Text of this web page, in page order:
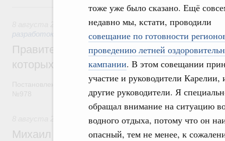
тоже уже было сказано. Ещё
недавно мы, кстати, проводили
совещание по готовности
проведению летней
кампании. В этом совещании
участие и руководители Карелии,
другие руководители. Я
обращал внимание на ситуацию
водного отдыха, потому что он
опасный, тем не менее, к
8 августа, суббота
Государственная политика в сфере
разработок
Правительство расширило перечень
которых освобождаются от НДФЛ
Постановление от 5 августа 2026 года
Отрасль информационных технологий
Михаил Мишустин дал поручения по